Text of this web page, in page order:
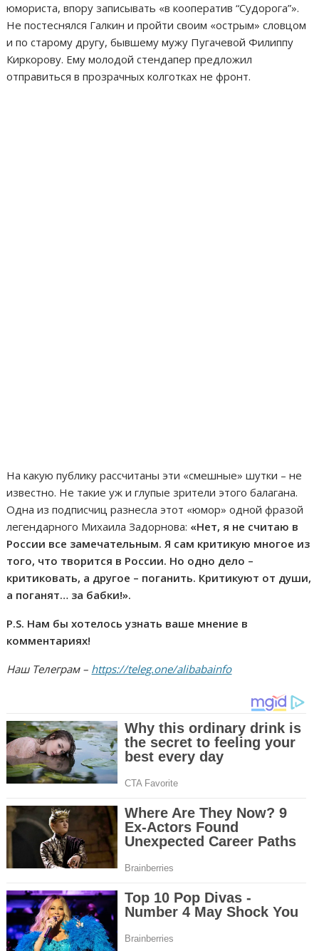
юмориста, впору записывать «в кооператив “Судорога”».
Не постеснялся Галкин и пройти своим «острым» словцом
и по старому другу, бывшему мужу Пугачевой Филиппу
Киркорову. Ему молодой стендапер предложил
отправиться в прозрачных колготках не фронт.
На какую публику рассчитаны эти «смешные» шутки – не
известно. Не такие уж и глупые зрители этого балагана.
Одна из подписчиц разнесла этот «юмор» одной фразой
легендарного Михаила Задорнова: «Нет, я не считаю в
России все замечательным. Я сам критикую многое из
того, что творится в России. Но одно дело –
критиковать, а другое – поганить. Критикуют от души,
а поганят… за бабки!».
P.S. Нам бы хотелось узнать ваше мнение в
комментариях!
Наш Телеграм – https://teleg.one/alibabainfo